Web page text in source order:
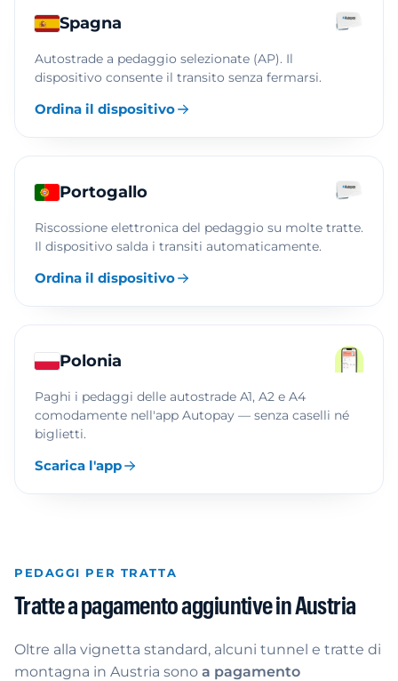
Spagna
Autostrade a pedaggio selezionate (AP). Il
dispositivo consente il transito senza fermarsi.
Ordina il dispositivo
Portogallo
Riscossione elettronica del pedaggio su molte tratte.
Il dispositivo salda i transiti automaticamente.
Ordina il dispositivo
Polonia
Paghi i pedaggi delle autostrade A1, A2 e A4
comodamente nell'app Autopay — senza caselli né
biglietti.
Scarica l'app
PEDAGGI PER TRATTA
Tratte a pagamento aggiuntive in Austria
Oltre alla vignetta standard, alcuni tunnel e tratte di
montagna in Austria sono a pagamento